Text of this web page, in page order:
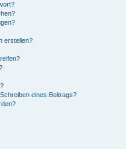
erstellen?
eines Beitrags?